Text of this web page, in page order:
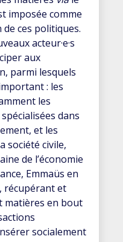
imposée comme
ces politiques.
acteur·e·s
aux
parmi lesquels
: les
les
dans
et les
société civile,
de l’économie
Emmaüs en
récupérant et
matières en bout
socialement